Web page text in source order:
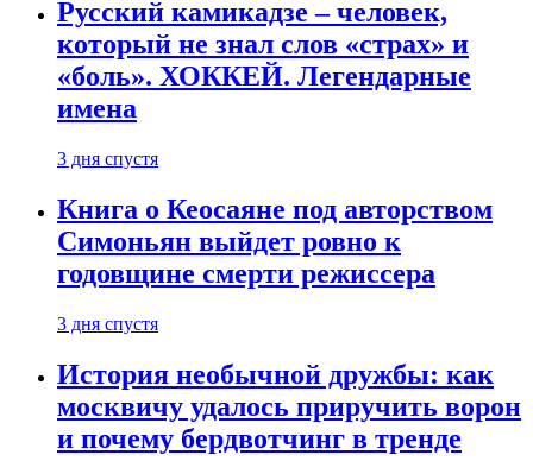
Русский камикадзе – человек,
который не знал слов «страх» и
«боль». ХОККЕЙ. Легендарные
имена
3 дня спустя
Книга о Кеосаяне под авторством
Симоньян выйдет ровно к
годовщине смерти режиссера
3 дня спустя
История необычной дружбы: как
москвичу удалось приручить ворон
и почему бердвотчинг в тренде